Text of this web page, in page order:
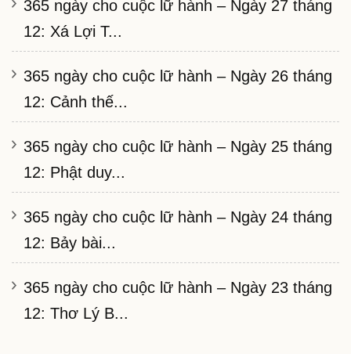
365 ngày cho cuộc lữ hành – Ngày 27 tháng
12: Xá Lợi T...
365 ngày cho cuộc lữ hành – Ngày 26 tháng
12: Cảnh thế...
365 ngày cho cuộc lữ hành – Ngày 25 tháng
12: Phật duy...
365 ngày cho cuộc lữ hành – Ngày 24 tháng
12: Bảy bài...
365 ngày cho cuộc lữ hành – Ngày 23 tháng
12: Thơ Lý B...